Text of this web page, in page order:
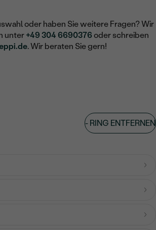
oder haben Sie weitere Fragen? Wir
unter +49 304 6690376 oder schreiben
. Wir beraten Sie gern!
-RING ENTFERNEN